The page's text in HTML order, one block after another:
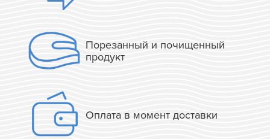
Порезанный и почищенный
продукт
Оплата в момент доставки